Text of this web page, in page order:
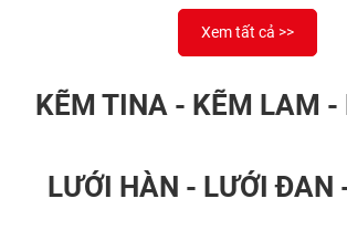
Xem tất cả >>
KẼM TINA - KẼM LAM -
LƯỚI HÀN - LƯỚI ĐAN